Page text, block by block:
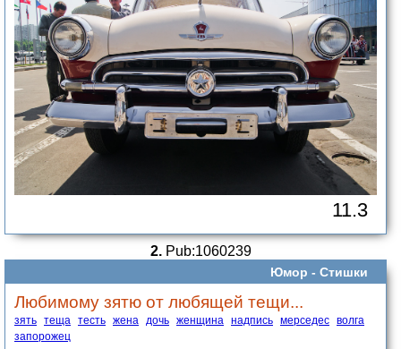
11.3
2.Pub:1060239
Юмор - Стишки
Любимому зятю от любящей тещи...
зять теща тесть жена дочь женщина надпись мерседес волга
запорожец